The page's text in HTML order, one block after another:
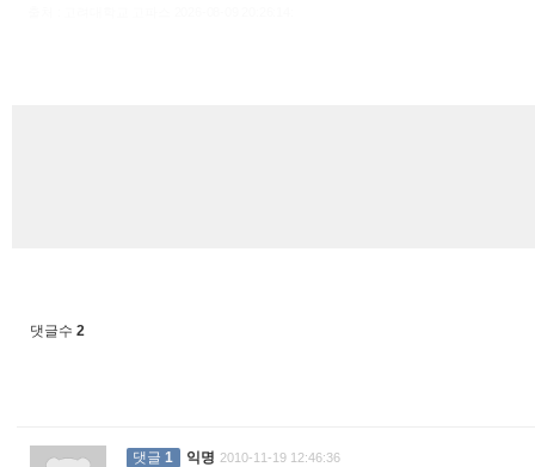
댓글수 2
댓글 1 익명 2010-11-19 12:46:36